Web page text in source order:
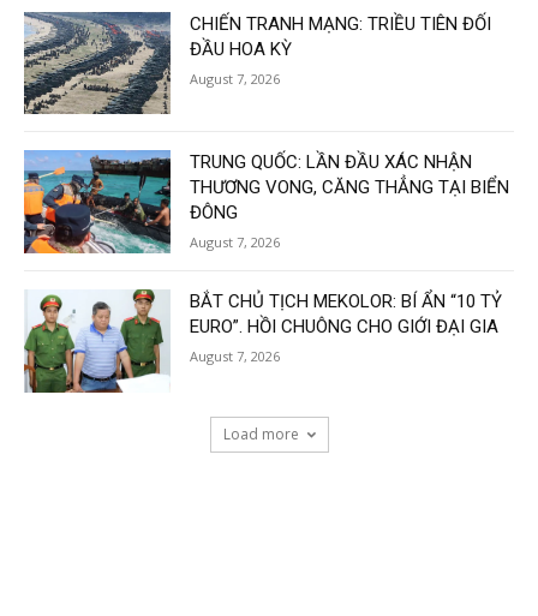
CHIẾN TRANH MẠNG: TRIỀU TIÊN ĐỐI
ĐẦU HOA KỲ
August 7, 2026
TRUNG QUỐC: LẦN ĐẦU XÁC NHẬN
THƯƠNG VONG, CĂNG THẲNG TẠI BIỂN
ĐÔNG
August 7, 2026
BẮT CHỦ TỊCH MEKOLOR: BÍ ẨN “10 TỶ
EURO”. HỒI CHUÔNG CHO GIỚI ĐẠI GIA
August 7, 2026
Load more